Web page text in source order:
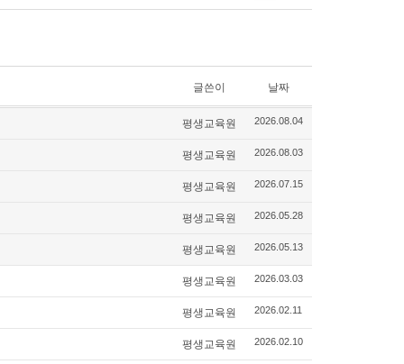
글쓴이 날짜
평생교육원 2026.08.04
평생교육원 2026.08.03
평생교육원 2026.07.15
평생교육원 2026.05.28
평생교육원 2026.05.13
평생교육원 2026.03.03
평생교육원 2026.02.11
평생교육원 2026.02.10